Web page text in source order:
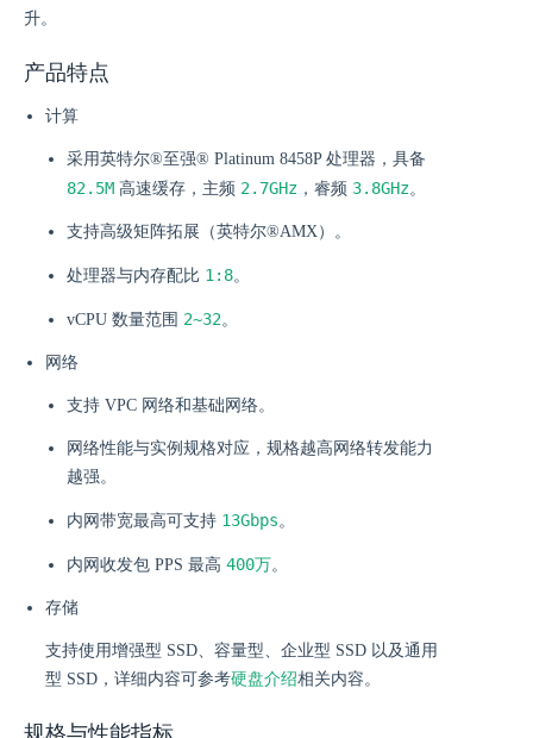
升。
产品特点
计算
采用英特尔®至强® Platinum 8458P 处理器，具备
82.5M 高速缓存，主频 2.7GHz ，睿频 3.8GHz。
支持高级矩阵拓展（英特尔®AMX）。
处理器与内存配比 1:8。
vCPU 数量范围 2~32。
网络
支持 VPC 网络和基础网络。
网络性能与实例规格对应，规格越高网络转发能力
越强。
内网带宽最高可支持 13Gbps。
内网收发包 PPS 最高 400万。
存储
支持使用增强型 SSD、容量型、企业型 SSD 以及通用
型 SSD，详细内容可参考硬盘介绍相关内容。
规格与性能指标